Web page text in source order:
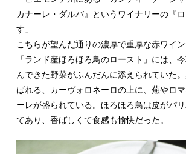
カナーレ・ダルバ』というワイナリーの『
す」
こちらが望んだ通りの濃厚で重厚な赤ワイン
「ランド産ほろほろ鳥のロースト」には、
んできた野菜がふんだんに添えられていた
ばれる、カーヴォロネーロの上に、蕪やロ
ーレが盛られている。ほろほろ鳥は皮がパ
てあり、香ばしくて食感も愉快だった。